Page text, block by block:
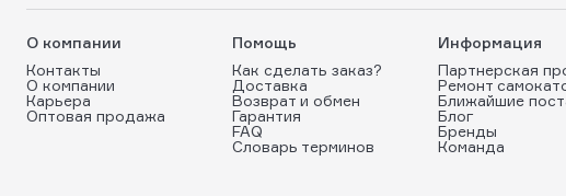
О компании
Контакты
О компании
Карьера
Оптовая продажа
Помощь
Как сделать заказ?
Доставка
Возврат и обмен
Гарантия
FAQ
Словарь терминов
Информация
Партнерская
Ремонт
Ближайшие
Блог
Бренды
Команда